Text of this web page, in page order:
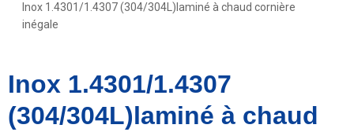
Inox 1.4301/1.4307 (304/304L)laminé à chaud cornière
inégale
Inox 1.4301/1.4307
(304/304L)laminé à chaud